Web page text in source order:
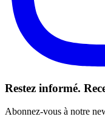
Restez informé.
Abonnez-vous à notre